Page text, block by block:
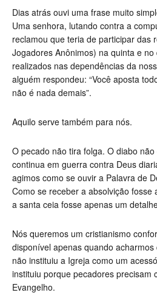
Dias atrás ouvi uma frase muito
Uma senhora, lutando contra a
reclamou que teria de participar das
Jogadores Anônimos) na quinta e
realizados nas dependências da
alguém respondeu: “Você aposta
não é nada demais”.
Aquilo serve também para nós.
O pecado não tira folga. O diabo
continua em guerra contra Deus
agimos como se ouvir a Palavra de
Como se receber a absolvição fosse
a santa ceia fosse apenas um
Nós queremos um cristianismo
disponível apenas quando
não instituiu a Igreja como um
instituiu porque pecadores precisam
Evangelho.